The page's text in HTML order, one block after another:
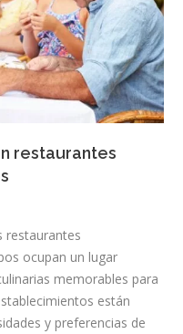
restaurantes
restaurantes
ocupan un lugar
memorables para
están
y preferencias de